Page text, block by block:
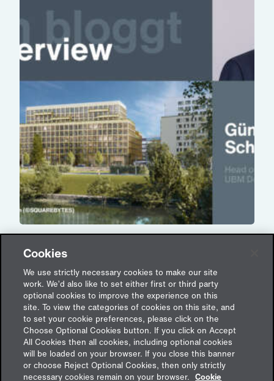
„Nachhaltigkeit braucht starke Partner“ –
Interview mit Günter Schnötzinger von der
UBM Development AG
22. Juli 2025
Feedback
Cookies
We use strictly necessary cookies to make our site
work. We’d also like to set either first or third party
optional cookies to improve the experience on this
site. To view the categories of cookies on this site, and
to set your cookie preferences, please click on the
Choose Optional Cookies button. If you click on Accept
All Cookies then all cookies, including optional cookies
will be loaded on your browser. If you close this banner
or choose Reject Optional Cookies, then only strictly
necessary cookies remain on your browser. Cookie